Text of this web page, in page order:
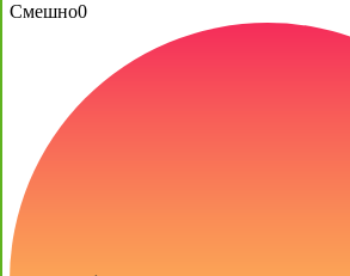
Смешно0